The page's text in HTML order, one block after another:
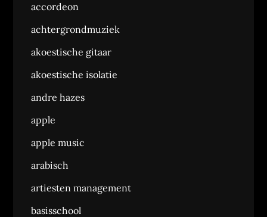
accordeon
achtergrondmuziek
akoestische gitaar
akoestische isolatie
andre hazes
apple
apple music
arabisch
artiesten management
basisschool